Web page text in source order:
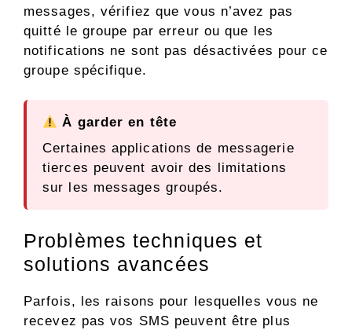
messages, vérifiez que vous n’avez pas
quitté le groupe par erreur ou que les
notifications ne sont pas désactivées pour ce
groupe spécifique.
À garder en tête
Certaines applications de messagerie
tierces peuvent avoir des limitations
sur les messages groupés.
Problèmes techniques et
solutions avancées
Parfois, les raisons pour lesquelles vous ne
recevez pas vos SMS peuvent être plus